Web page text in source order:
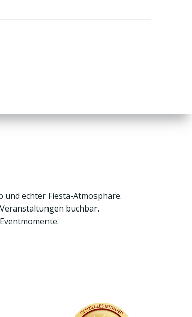
und echter Fiesta-Atmosphäre.
buchbar.